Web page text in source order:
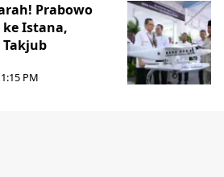
Prabowo
ke Istana,
PM